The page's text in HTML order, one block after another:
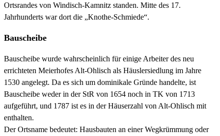
Ortsrandes von Windisch-Kamnitz standen. Mitte des 17.
Jahrhunderts war dort die „Knothe-Schmiede“.
Bauscheibe
Bauscheibe wurde wahrscheinlich für einige Arbeiter des neu
errichteten Meierhofes Alt-Ohlisch als Häuslersiedlung im Jahre
1530 angelegt. Da es sich um dominikale Gründe handelte, ist
Bauscheibe weder in der StR von 1654 noch in TK von 1713
aufgeführt, und 1787 ist es in der Häuserzahl von Alt-Ohlisch mit
enthalten.
Der Ortsname bedeutet: Hausbauten an einer Wegkrümmung oder